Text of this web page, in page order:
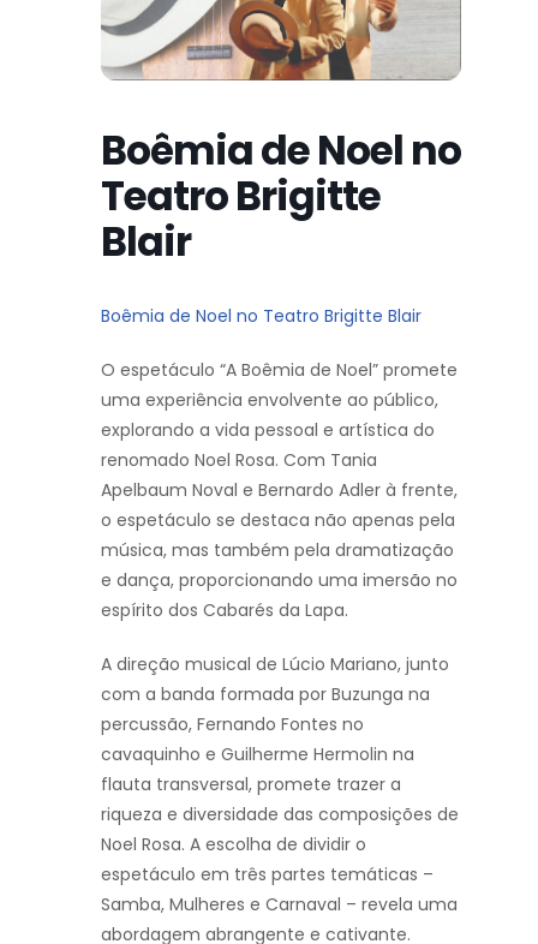
Boêmia de Noel no
Teatro Brigitte
Blair
Boêmia de Noel no Teatro Brigitte Blair
O espetáculo “A Boêmia de Noel” promete
uma experiência envolvente ao público,
explorando a vida pessoal e artística do
renomado Noel Rosa. Com Tania
Apelbaum Noval e Bernardo Adler à frente,
o espetáculo se destaca não apenas pela
música, mas também pela dramatização
e dança, proporcionando uma imersão no
espírito dos Cabarés da Lapa.
A direção musical de Lúcio Mariano, junto
com a banda formada por Buzunga na
percussão, Fernando Fontes no
cavaquinho e Guilherme Hermolin na
flauta transversal, promete trazer a
riqueza e diversidade das composições de
Noel Rosa. A escolha de dividir o
espetáculo em três partes temáticas –
Samba, Mulheres e Carnaval – revela uma
abordagem abrangente e cativante.